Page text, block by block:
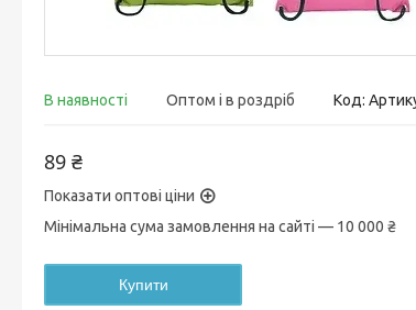
В наявності Оптом і в роздріб Код:
89 ₴
Показати оптові ціни
Мінімальна сума замовлення на сайті — 10 000 ₴
Купити